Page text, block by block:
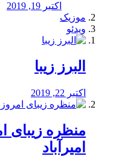
اکتبر 19, 2019
موزیک
ویدئو
البرز زیبا
اکتبر 22, 2019
منظره‌‌ زیبای
امیرآباد